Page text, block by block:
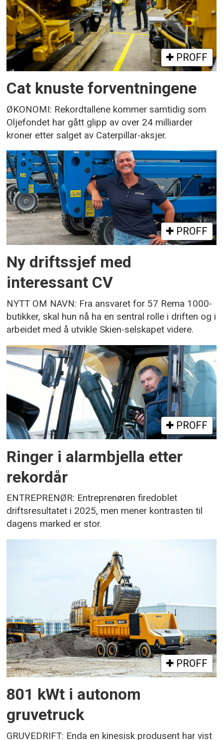
PROFF
Cat knuste forventningene
ØKONOMI: Rekordtallene kommer samtidig som
Oljefondet har gått glipp av over 24 milliarder
kroner etter salget av Caterpillar-aksjer.
PROFF
Ny driftssjef med
interessant CV
NYTT OM NAVN: Fra ansvaret for 57 Rema 1000-
butikker, skal hun nå ha en sentral rolle i driften og i
arbeidet med å utvikle Skien-selskapet videre.
PROFF
Ringer i alarmbjella etter
rekordår
ENTREPRENØR: Entreprenøren firedoblet
driftsresultatet i 2025, men mener kontrasten til
dagens marked er stor.
PROFF
801 kWt i autonom
gruvetruck
GRUVEDRIFT: Enda en kinesisk produsent har vist